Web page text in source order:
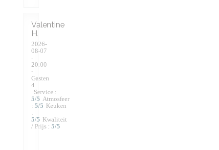
Valentine
H
2026-
08-07
-
20:00
-
Gasten
4
Service :
5/5 Atmosfeer
: 5/5 Keuken
:
5/5 Kwaliteit
/ Prijs : 5/5